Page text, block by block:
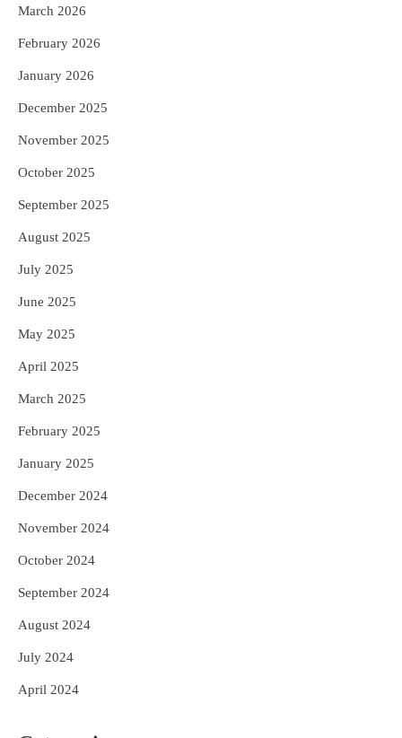
5
March 2026
February 2026
January 2026
December 2025
November 2025
October 2025
September 2025
August 2025
July 2025
June 2025
May 2025
April 2025
March 2025
February 2025
January 2025
December 2024
November 2024
October 2024
September 2024
August 2024
July 2024
April 2024